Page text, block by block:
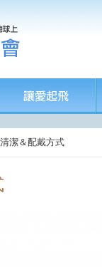
潔＆配戴方式